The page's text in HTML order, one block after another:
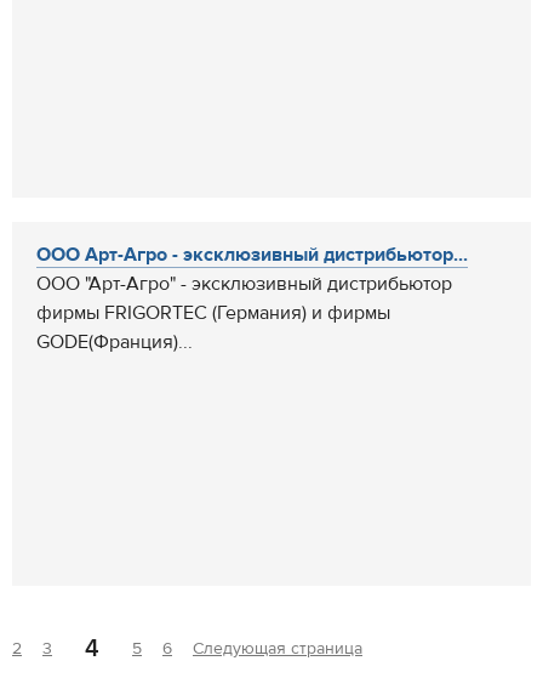
ООО Арт-Агро - эксклюзивный дистрибьютор...
ООО "Арт-Агро" - эксклюзивный дистрибьютор
фирмы FRIGORTEC (Германия) и фирмы
GODE(Франция)...
2 3 4 5 6 Следующая страница